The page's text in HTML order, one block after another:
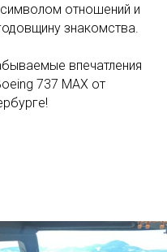
отношений и
знакомства.
впечатления
737 MAX от